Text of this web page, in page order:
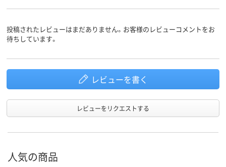
投稿されたレビューはまだありません。お客様のレビューコメントをお
待ちしています。
レビューを書く
レビューをリクエストする
人気の商品